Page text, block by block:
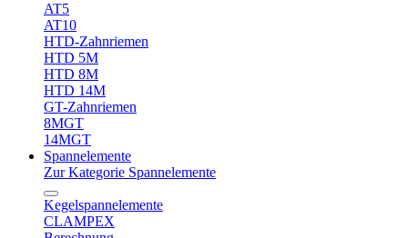
AT5
AT10
HTD-Zahnriemen
HTD 5M
HTD 8M
HTD 14M
GT-Zahnriemen
8MGT
14MGT
Spannelemente
Zur Kategorie Spannelemente
Kegelspannelemente
CLAMPEX